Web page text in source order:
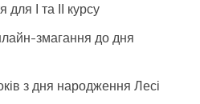
І та ІІ курсу
змагання до дня
з дня народження Лесі